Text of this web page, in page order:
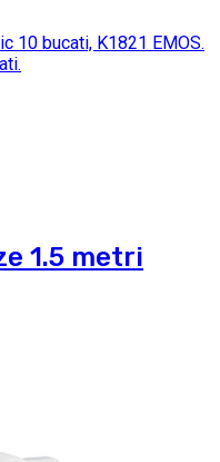
10 bucati, K1821 EMOS.
1.5 metri